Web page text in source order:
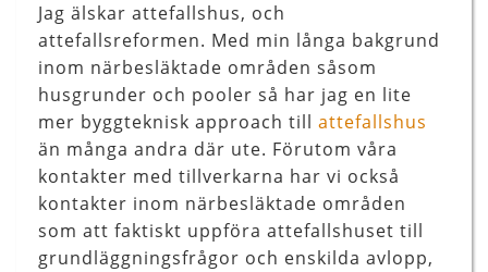
Jag älskar attefallshus, och
attefallsreformen. Med min långa bakgrund
inom närbesläktade områden såsom
husgrunder och pooler så har jag en lite
mer byggteknisk approach till attefallshus
än många andra där ute. Förutom våra
kontakter med tillverkarna har vi också
kontakter inom närbesläktade områden
som att faktiskt uppföra attefallshuset till
grundläggningsfrågor och enskilda avlopp,